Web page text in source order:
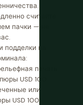
считайте
пачки — не
на
печать.
USD 100
или
USD 100